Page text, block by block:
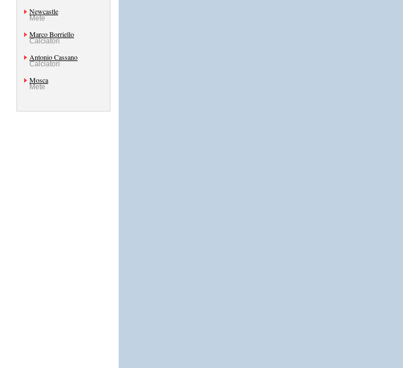
Newcastle
Mete
Marco Borriello
Calciatori
Antonio Cassano
Calciatori
Mosca
Mete